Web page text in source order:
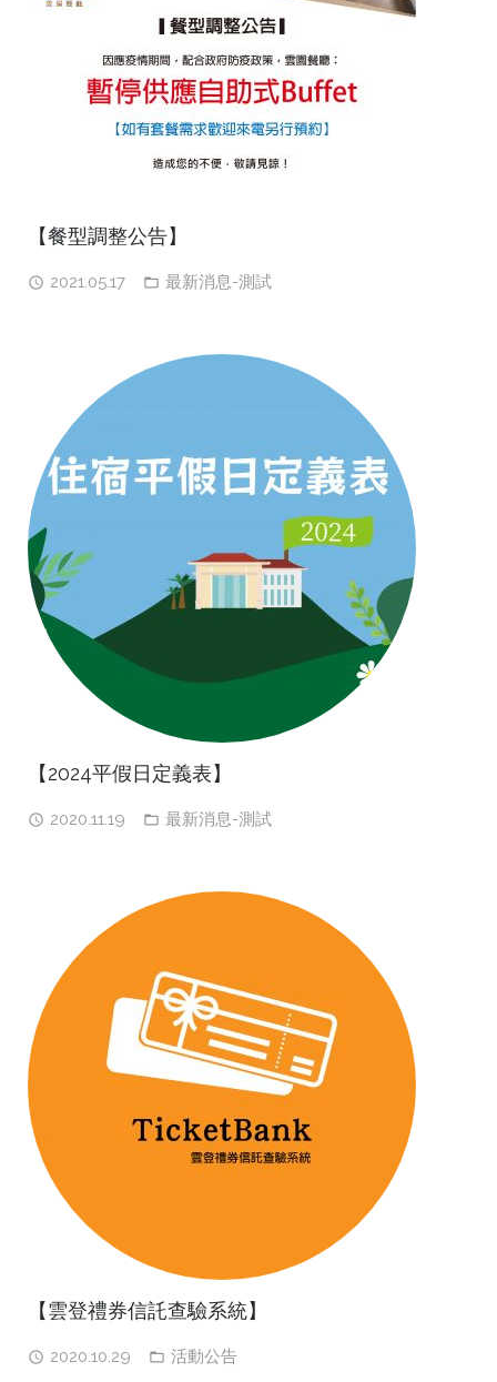
【餐型調整公告】
2021.05.17 最新消息-測試
【2024平假日定義表】
2020.11.19 最新消息-測試
【雲登禮券信託查驗系統】
2020.10.29 活動公告